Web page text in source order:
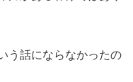
う話にならなかったの